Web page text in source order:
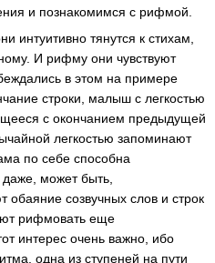
и познакомимся с рифмой.
интуитивно тянутся к стихам,
И рифму они чувствуют
в этом на примере
строки, малыш с легкостью
с окончанием предыдущей
легкостью запоминают
по себе способна
даже, может быть,
обаяние созвучных слов и строк
рифмовать еще
интерес очень важно, ибо
одна из ступеней на пути